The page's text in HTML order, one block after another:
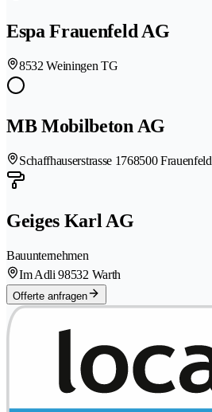
Espa Frauenfeld AG
8532 Weiningen TG
MB Mobilbeton AG
Schaffhauserstrasse 1768500 Frauenfeld
Geiges Karl AG
Bauunternehmen
Im Adli 98532 Warth
Offerte anfragen